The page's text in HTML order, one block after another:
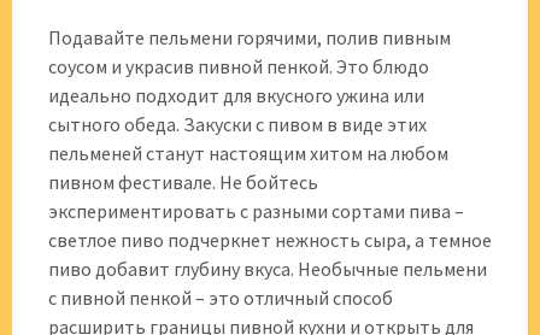
Подавайте пельмени горячими, полив пивным
соусом и украсив пивной пенкой. Это блюдо
идеально подходит для вкусного ужина или
сытного обеда. Закуски с пивом в виде этих
пельменей станут настоящим хитом на любом
пивном фестивале. Не бойтесь
экспериментировать с разными сортами пива –
светлое пиво подчеркнет нежность сыра, а темное
пиво добавит глубину вкуса. Необычные пельмени
с пивной пенкой – это отличный способ
расширить границы пивной кухни и открыть для